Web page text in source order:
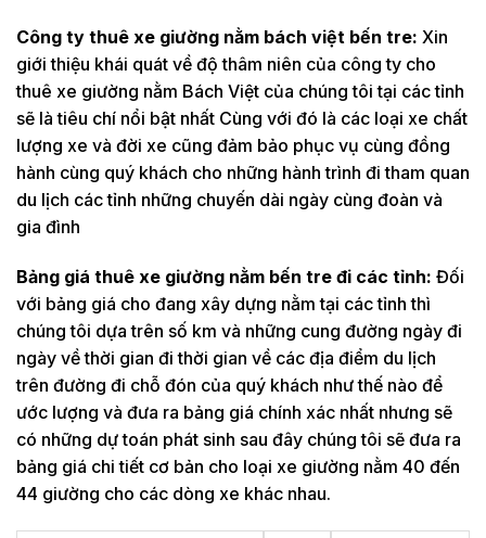
Công ty thuê xe giường nằm bách việt bến tre: Xin
giới thiệu khái quát về độ thâm niên của công ty cho
thuê xe giường nằm Bách Việt của chúng tôi tại các tỉnh
sẽ là tiêu chí nổi bật nhất Cùng với đó là các loại xe chất
lượng xe và đời xe cũng đảm bảo phục vụ cùng đồng
hành cùng quý khách cho những hành trình đi tham quan
du lịch các tỉnh những chuyến dài ngày cùng đoàn và
gia đình
Bảng giá thuê xe giường nằm bến tre đi các tỉnh: Đối
với bảng giá cho đang xây dựng nằm tại các tỉnh thì
chúng tôi dựa trên số km và những cung đường ngày đi
ngày về thời gian đi thời gian về các địa điểm du lịch
trên đường đi chỗ đón của quý khách như thế nào để
ước lượng và đưa ra bảng giá chính xác nhất nhưng sẽ
có những dự toán phát sinh sau đây chúng tôi sẽ đưa ra
bảng giá chi tiết cơ bản cho loại xe giường nằm 40 đến
44 giường cho các dòng xe khác nhau.